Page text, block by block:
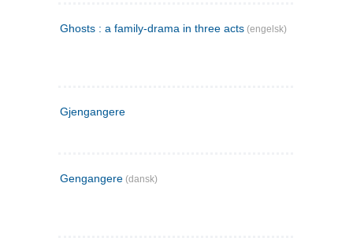
Ghosts : a family-drama in three acts (engelsk)
Gjengangere
Gengangere (dansk)